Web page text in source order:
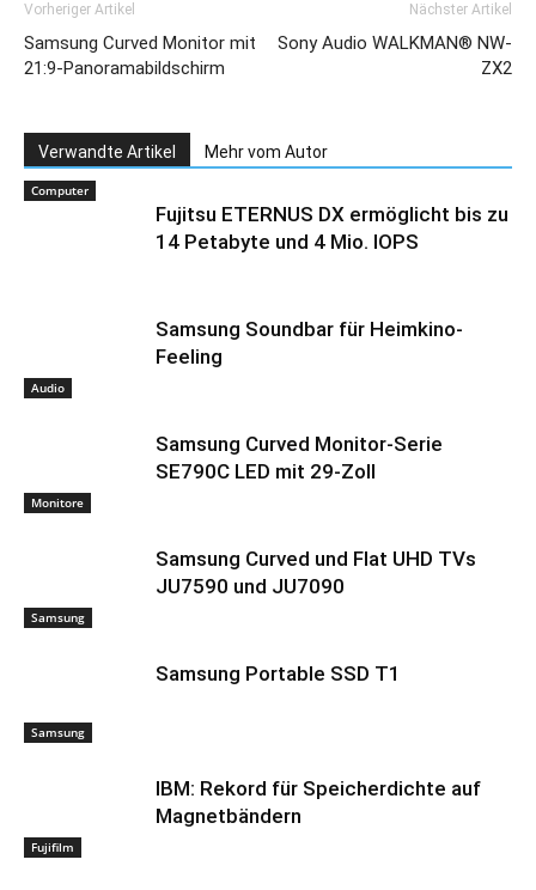
Vorheriger Artikel
Samsung Curved Monitor mit
21:9-Panoramabildschirm
Nächster Artikel
Sony Audio WALKMAN® NW-
ZX2
Verwandte Artikel Mehr vom Autor
Computer
Fujitsu ETERNUS DX ermöglicht bis zu
14 Petabyte und 4 Mio. IOPS
Audio
Samsung Soundbar für Heimkino-
Feeling
Monitore
Samsung Curved Monitor-Serie
SE790C LED mit 29-Zoll
Samsung
Samsung Curved und Flat UHD TVs
JU7590 und JU7090
Samsung
Samsung Portable SSD T1
Fujifilm
IBM: Rekord für Speicherdichte auf
Magnetbändern